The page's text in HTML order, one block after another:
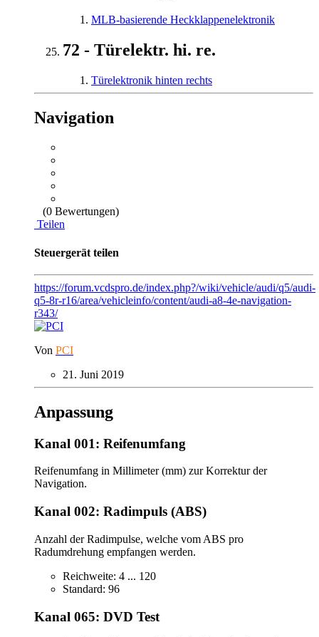
MLB-basierende Heckklappenelektronik
72 - Türelektr. hi. re.
Türelektronik hinten rechts
Navigation
(0 Bewertungen)
Teilen
Steuergerät teilen
https://forum.vcdspro.de/index.php?/wiki/vehicle/audi/q5/audi-
q5-8r-r16/area/vehicleinfo/content/audi-a8-4e-navigation-
r343/
Von PCI
21. Juni 2019
Anpassung
Kanal 001: Reifenumfang
Reifenumfang in Millimeter (mm) zur Korrektur der
Navigation.
Kanal 002: Radimpuls (ABS)
Anzahl der Radimpulse, welche vom ABS pro
Radumdrehung empfangen werden.
Reichweite: 4 ... 120
Standard: 96
Kanal 065: DVD Test